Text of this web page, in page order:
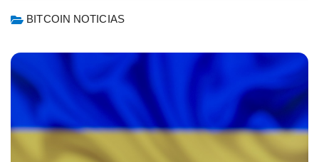
BITCOIN NOTICIAS